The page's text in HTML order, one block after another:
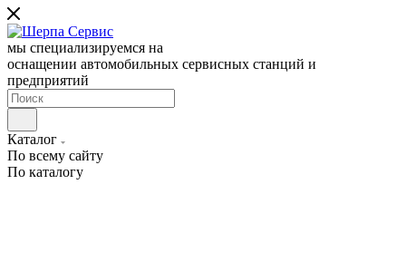
мы специализируемся на
оснащении автомобильных сервисных станций и
предприятий
Каталог
По всему сайту
По каталогу